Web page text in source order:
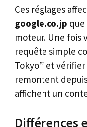
Ces réglages
google.co.jp que
moteur. Une fois
requête simple
Tokyo” et
remontent
affichent un
Différences